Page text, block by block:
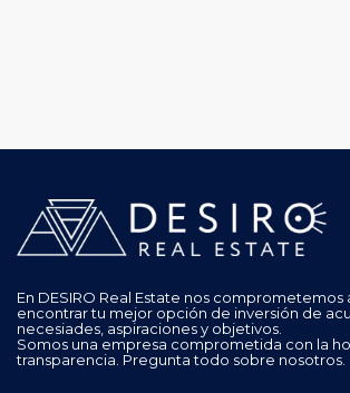
En DESIRO Real Estate nos comprometemos
encontrar tu mejor opción de inversión de
necesiades, aspiraciones y objetivos.
Somos una empresa comprometida con la
transparencia. Pregunta todo sobre nosotros.